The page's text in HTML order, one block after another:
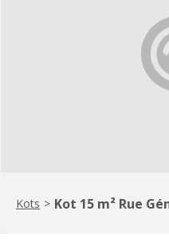
Kots > Kot 15 m² Rue